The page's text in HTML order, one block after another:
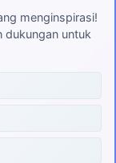
menginspirasi!
dukungan untuk